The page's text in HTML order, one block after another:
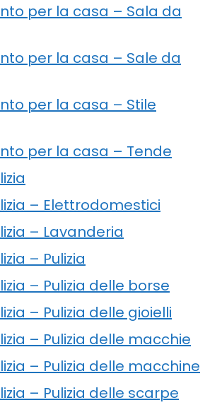
per la casa – Sala da
per la casa – Sale da
per la casa – Stile
per la casa – Tende
– Elettrodomestici
– Lavanderia
– Pulizia
– Pulizia delle borse
– Pulizia delle gioielli
– Pulizia delle macchie
– Pulizia delle macchine
– Pulizia delle scarpe